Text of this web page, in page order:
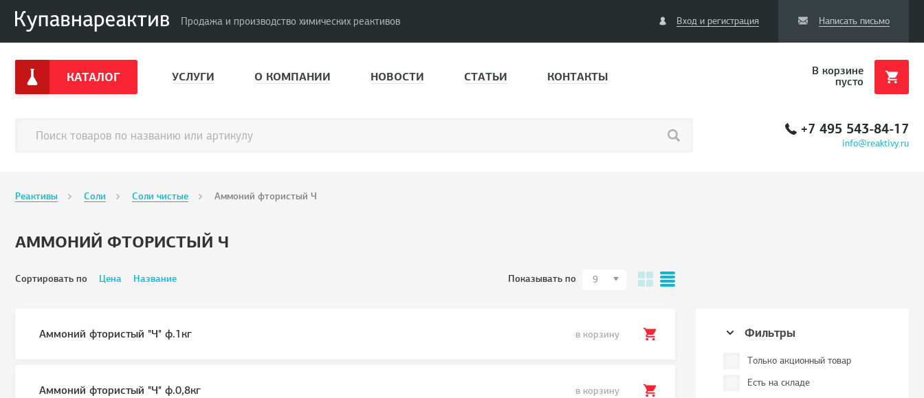
Продажа и производство химических реактивов Написать письмо
Вход и регистрация
КАТАЛОГ УСЛУГИ О КОМПАНИИ НОВОСТИ СТАТЬИ КОНТАКТЫ
В корзине
пусто
+7 495 543-84-17
info@reaktivy.ru
Реактивы Соли Соли чистые Аммоний фтористый Ч
АММОНИЙ ФТОРИСТЫЙ Ч
Сортировать по Цена Название Показывать по 9
Аммоний фтористый "Ч" ф.1кг в корзину
Аммоний фтористый "Ч" ф.0,8кг в корзину
Фильтры
Только акционный товар
Есть на складе